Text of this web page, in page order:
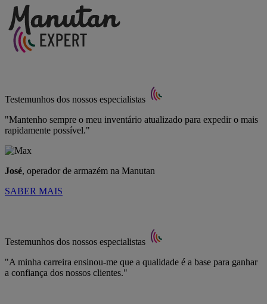
Testemunhos dos nossos especialistas
"Mantenho sempre o meu inventário atualizado para expedir o mais
rapidamente possível."
José, operador de armazém na Manutan
SABER MAIS
Testemunhos dos nossos especialistas
"A minha carreira ensinou-me que a qualidade é a base para ganhar
a confiança dos nossos clientes."